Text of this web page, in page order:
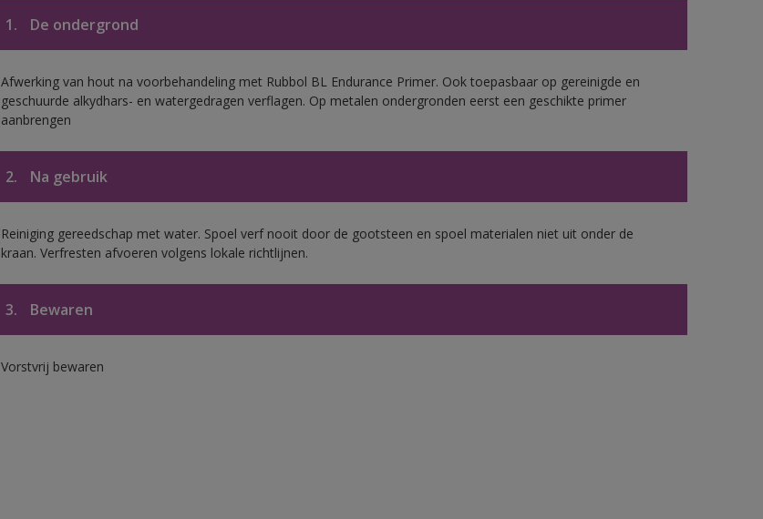
1. De ondergrond
Afwerking van hout na voorbehandeling met Rubbol BL Endurance Primer. Ook toepasbaar op gereinigde en
geschuurde alkydhars- en watergedragen verflagen. Op metalen ondergronden eerst een geschikte primer
aanbrengen
2. Na gebruik
Reiniging gereedschap met water. Spoel verf nooit door de gootsteen en spoel materialen niet uit onder de
kraan. Verfresten afvoeren volgens lokale richtlijnen.
3. Bewaren
Vorstvrij bewaren